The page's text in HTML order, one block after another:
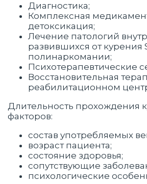
Диагностика;
Комплексная
детоксикация;
Лечение патологий
развившихся от курения
полинаркомании;
Психотерапевтические
Восстановительная
реабилитационном
Длительность прохождения
факторов:
состав употребляемых
возраст пациента;
состояние здоровья;
сопутствующие
психологические